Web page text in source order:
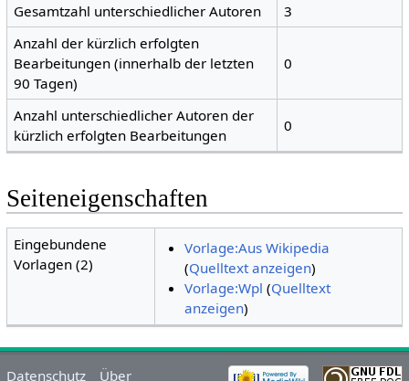
Gesamtzahl unterschiedlicher Autoren
3
Anzahl der kürzlich erfolgten
Bearbeitungen (innerhalb der letzten
90 Tagen)
0
Anzahl unterschiedlicher Autoren der
kürzlich erfolgten Bearbeitungen
0
Seiteneigenschaften
Eingebundene
Vorlagen (2)
Vorlage:Aus Wikipedia
(Quelltext anzeigen)
Vorlage:Wpl (Quelltext
anzeigen)
Datenschutz Über